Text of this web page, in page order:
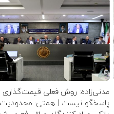
مدنی‌زاده: روش فعلی قیمت‌گذاری
پاسخگو نیست | همتی: محدودیت